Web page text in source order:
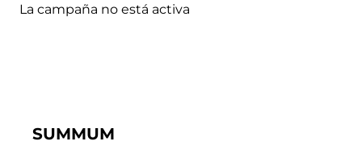
La campaña no está activa
SUMMUM